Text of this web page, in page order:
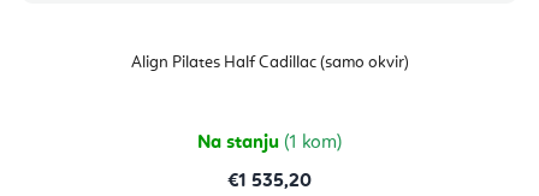
Align Pilates Half Cadillac (samo okvir)
Na stanju (1 kom)
€1 535,20